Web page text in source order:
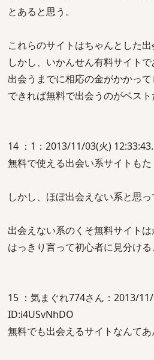
とあると思う。
これらのサイトはちゃんとした出
しかし、いかんせん有料サイトで
出会うまでに相応の金がかかって
できれば無料で出会うのがベスト
14 ：1：2013/11/03(火)
無料で使える出会い系サイトもた
しかし、ほぼ出会えない系と思
出会えない系のくそ無料サイトは
はっきり言って初心者に見分ける
15 ：気まぐれ774さん：2013/
ID:i4USvNhDO
無料でも出会えるサイトなんて